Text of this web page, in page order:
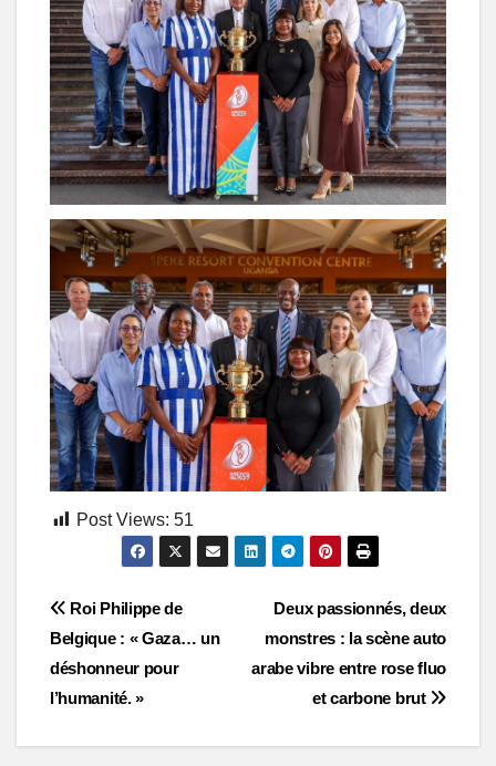
Post Views: 51
Post
navigation
Deux passionnés, deux
monstres : la scène auto
arabe vibre entre rose fluo
et carbone brut
Roi Philippe de
Belgique : « Gaza… un
déshonneur pour
l’humanité. »